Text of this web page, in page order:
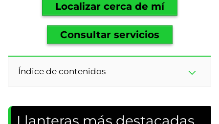
Localizar cerca de mí
Consultar servicios
Índice de contenidos
Llanteras más destacadas